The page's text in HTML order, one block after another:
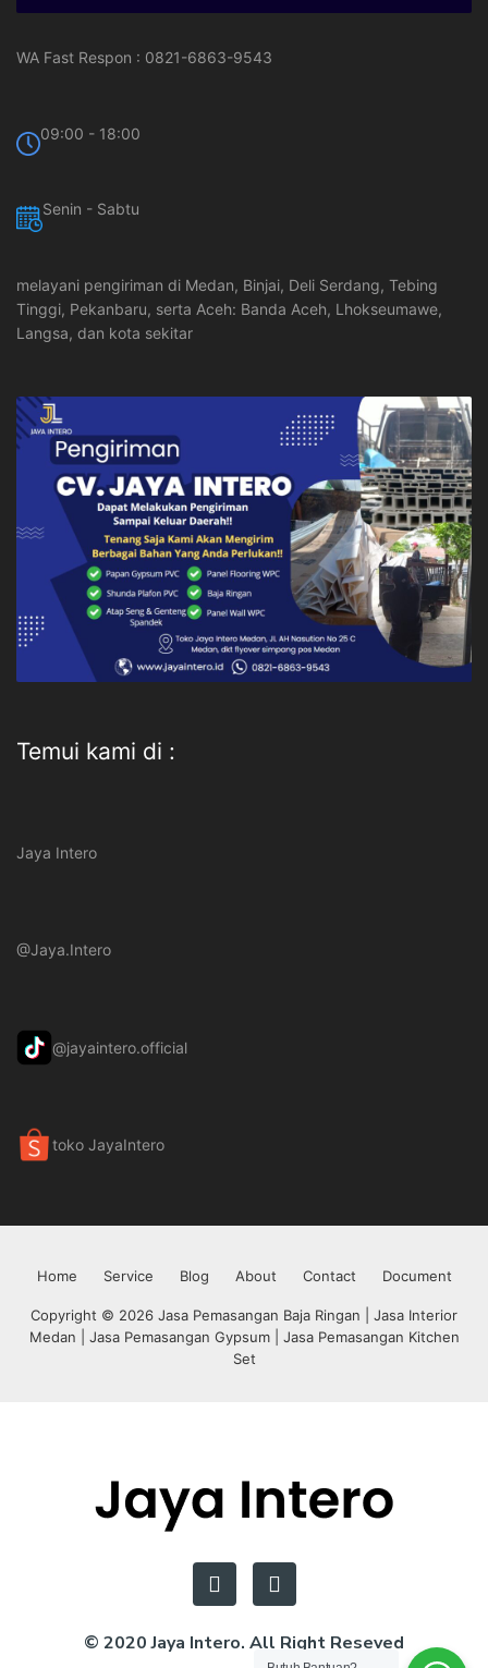
WA Fast Respon : 0821-6863-9543
09:00 - 18:00
Senin - Sabtu
melayani pengiriman di Medan, Binjai, Deli Serdang, Tebing
Tinggi, Pekanbaru, serta Aceh: Banda Aceh, Lhokseumawe,
Langsa, dan kota sekitar
Temui kami di :
Jaya Intero
@Jaya.Intero
@jayaintero.official
toko JayaIntero
Home Service Blog About Contact Document
Copyright © 2026 Jasa Pemasangan Baja Ringan | Jasa Interior
Medan | Jasa Pemasangan Gypsum | Jasa Pemasangan Kitchen
Set
© 2020 Jaya Intero. All Right Reseved